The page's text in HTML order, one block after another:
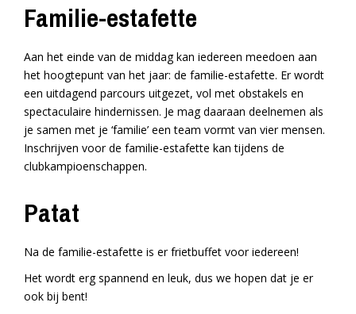
Familie-estafette
Aan het einde van de middag kan iedereen meedoen aan
het hoogtepunt van het jaar: de familie-estafette. Er wordt
een uitdagend parcours uitgezet, vol met obstakels en
spectaculaire hindernissen. Je mag daaraan deelnemen als
je samen met je ‘familie’ een team vormt van vier mensen.
Inschrijven voor de familie-estafette kan tijdens de
clubkampioenschappen.
Patat
Na de familie-estafette is er frietbuffet voor iedereen!
Het wordt erg spannend en leuk, dus we hopen dat je er
ook bij bent!